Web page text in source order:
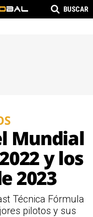
BUSCAR
Mundial
y los
2023
Técnica Fórmula
pilotos y sus